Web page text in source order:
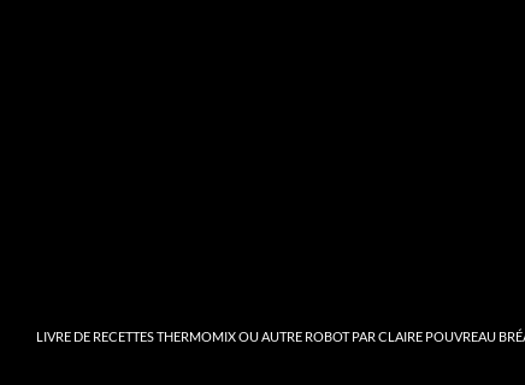
LIVRE DE RECETTES THERMOMIX OU AUTRE ROBOT PAR CLAIRE POUVREAU